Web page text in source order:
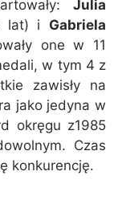
Julia
lat) i Gabriela
one w 11
w tym 4 z
zawisły na
jako jedyna w
okręgu z1985
Czas
konkurencję.